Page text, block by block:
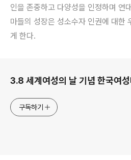
인을 존중하고 다양성을 인정하며 연
마들의 성장은 성소수자 인권에 대한
게 한다.
3.8 세계여성의 날 기념 한국여성
구독하기